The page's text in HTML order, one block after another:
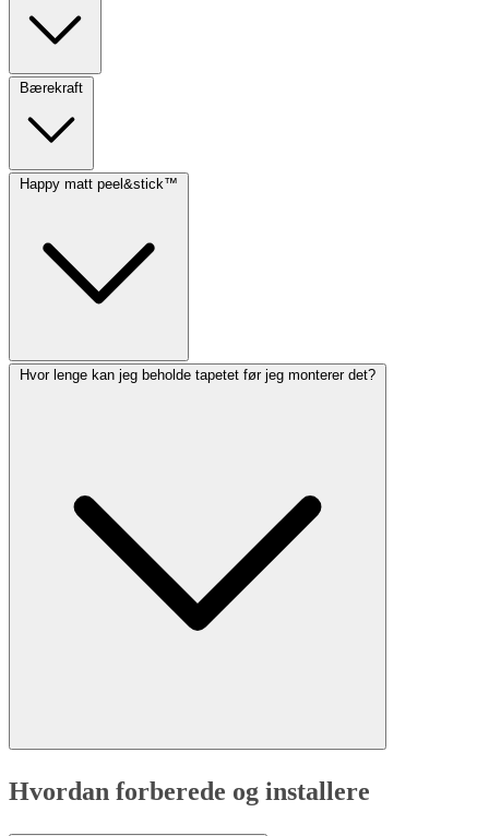
Bærekraft
Happy matt peel&stick™
Hvor lenge kan jeg beholde tapetet før jeg monterer det?
Hvordan forberede og installere